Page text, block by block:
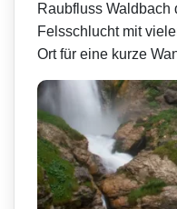
Raubfluss Waldbach
Felsschlucht mit
Ort für eine kurze